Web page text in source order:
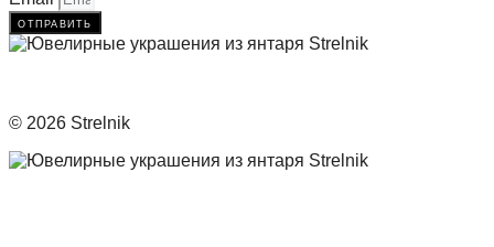
отправить
© 2026 Strelnik